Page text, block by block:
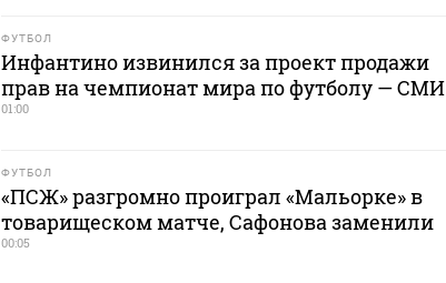
ФУТБОЛ
Инфантино извинился за проект продажи
прав на чемпионат мира по футболу — СМИ
01:00
ФУТБОЛ
«ПСЖ» разгромно проиграл «Мальорке» в
товарищеском матче, Сафонова заменили
00:05